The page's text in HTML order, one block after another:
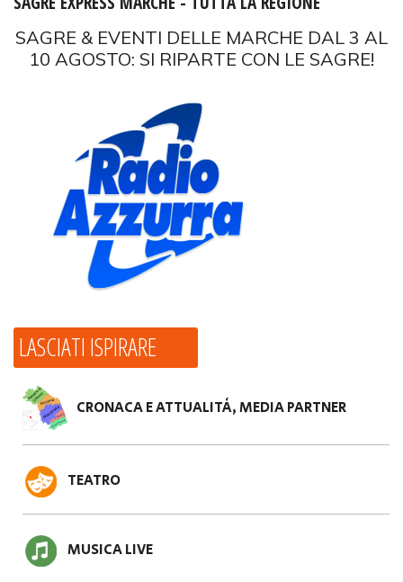
SAGRE & EVENTI DELLE MARCHE DAL 3 AL
10 AGOSTO: SI RIPARTE CON LE SAGRE!
LASCIATI ISPIRARE
CRONACA E ATTUALITÀ, MEDIA PARTNER
TEATRO
MUSICA LIVE